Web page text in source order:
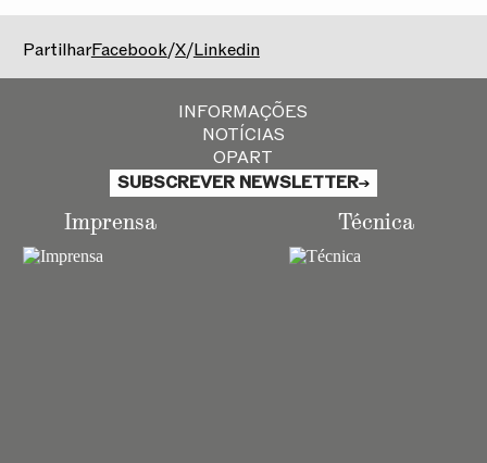
PartilharFacebook/X/Linkedin
INFORMAÇÕES
NOTÍCIAS
OPART
SUBSCREVER NEWSLETTER
Imprensa Técnica